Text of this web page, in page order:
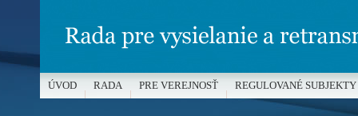
ÚVOD RADA PRE VEREJNOSŤ REGULOVANÉ SUBJEKTY